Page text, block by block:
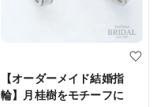
【オーダーメイド結婚指
輪】月桂樹をモチーフに